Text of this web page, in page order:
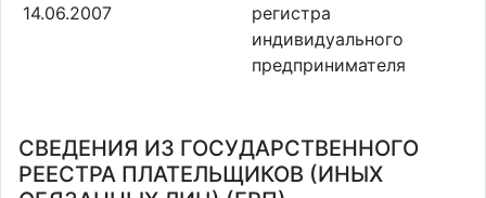
14.06.2007
регистра
индивидуального
предпринимателя
СВЕДЕНИЯ ИЗ ГОСУДАРСТВЕННОГО
РЕЕСТРА ПЛАТЕЛЬЩИКОВ (ИНЫХ